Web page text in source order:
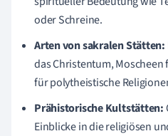
oder Schreine.
Arten von sakralen Stätten:
das Christentum,
für polytheistische
Prähistorische Kultstätten:
Einblicke in die religiösen